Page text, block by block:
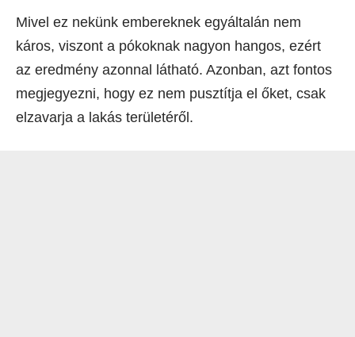
Mivel ez nekünk embereknek egyáltalán nem
káros, viszont a pókoknak nagyon hangos, ezért
az eredmény azonnal látható. Azonban, azt fontos
megjegyezni, hogy ez nem pusztítja el őket, csak
elzavarja a lakás területéről.